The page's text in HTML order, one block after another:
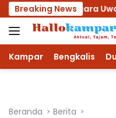
Langsung
ke
konten
Breaking News
Desa Muara Uwai,
Kampar Bengkalis
Beranda Berita